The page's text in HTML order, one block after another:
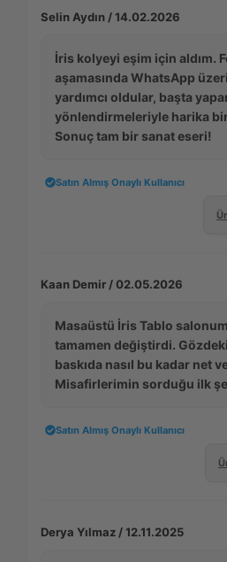
Selin Aydın / 14.02.2026
İris kolyeyi eşim için aldım.
aşamasında WhatsApp
yardımcı oldular, başta
yönlendirmeleriyle harika
Sonuç tam bir sanat eseri!
Satın Almış Onaylı Kullanıcı
Kaan Demir / 02.05.2026
Masaüstü İris Tablo
tamamen değiştirdi.
baskıda nasıl bu kadar net
Misafirlerimin sorduğu ilk
Satın Almış Onaylı Kullanıcı
Derya Yılmaz / 12.11.2025